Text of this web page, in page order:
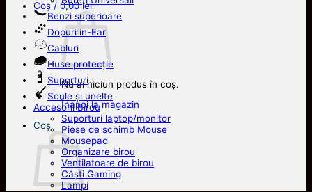
Coș / 0,00lei
Nu ai niciun produs în coș.
Înapoi la magazin
Coș
Benzi superioare
Dopuri in-Ear
Cabluri
Huse protecție
Suporturi
Scule și unelte
Accesorii Birou
Suporturi laptop/monitor
Piese de schimb Mouse
Mousepad
Organizare birou
Ventilatoare de birou
Căști Gaming
Lampi